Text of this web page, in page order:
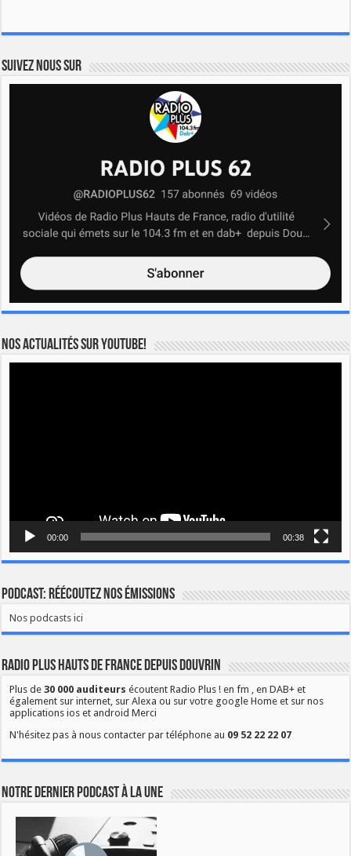
Suivez nous sur
Nos actualités sur YOUTUBE!
00:00 00:38
Podcast: Réécoutez nos émissions
Nos podcasts ici
Radio Plus Hauts de France depuis Douvrin
Plus de30 000 auditeurs écoutent Radio Plus ! en fm , en DAB+ et
également sur internet, sur Alexa ou sur votre google Home et sur nos
applications ios et android Merci
N'hésitez pas à nous contacter par téléphone au 09 52 22 22 07
Notre dernier podcast à la une